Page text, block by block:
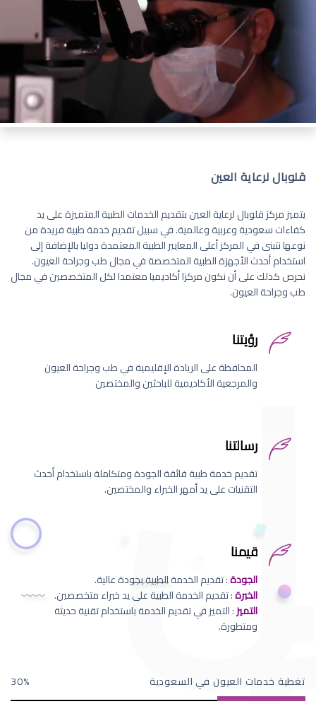
قلوبال لرعاية العين
يتميز مركز قلوبال لرعاية العين بتقديم الخدمات الطبية المتميزة على يد
كفاءات سعودية وعربية وعالمية. في سبيل تقديم خدمة طبية فريدة من
نوعها نتبنى في المركز أعلى المعايير الطبية المعتمدة دوليا بالإضافة إلى
استخدام أحدث الأجهزة الطبية المتخصصة في مجال طب وجراحة العيون.
نحرص كذلك على أن نكون مركزا أكاديميا معتمدا لكل المتخصصين في مجال
طب وجراحة العيون.
رؤيتنا
المحافظة على الريادة الإقليمية في طب وجراحة العيون
والمرجعية الأكاديمية للباحثين والمختصين
رسالتنا
تقديم خدمة طبية فائقة الجودة ومتكاملة باستخدام أحدث
التقنيات على يد أمهر الخبراء والمختصين.
قيمنا
الجودة: تقديم الخدمة الطبية بجودة عالية.
الخبرة: تقديم الخدمة الطبية على يد خبراء متخصصين.
التميز: التميز في تقديم الخدمة باستخدام تقنية حديثة
ومتطورة.
تغطية خدمات العيون في السعودية 30